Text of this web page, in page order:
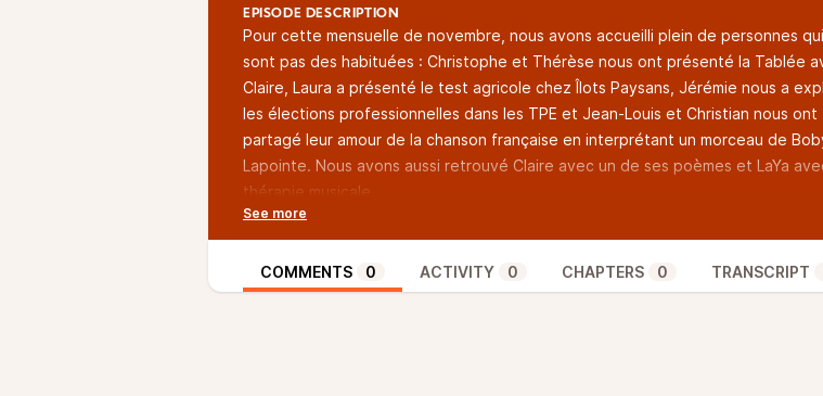
EPISODE DESCRIPTION
Pour cette mensuelle de novembre, nous avons accueilli plein de personnes
sont pas des habituées : Christophe et Thérèse nous ont présenté la Tablée
Claire, Laura a présenté le test agricole chez Îlots Paysans, Jérémie nous a
les élections professionnelles dans les TPE et Jean-Louis et Christian nous ont
partagé leur amour de la chanson française en interprétant un morceau de
Lapointe. Nous avons aussi retrouvé Claire avec un de ses poèmes et LaYa
thérapie musicale.
L’aventure radiophonique vous intéresse ? Vous souhaitez participer à nos
ou avez des questions ? N’hésitez pas à nous contacter àcontact@larsn.fr!
attendant la prochaine émission publique, retrouvez-nous en ligne surlarsn.fr
N’hésitez pas à nous écrire àcontact@lacalligramme.frsi vous souhaitez aussi
COMMENTS 0 ACTIVITY 0 CHAPTERS 0 TRANSCRIPT